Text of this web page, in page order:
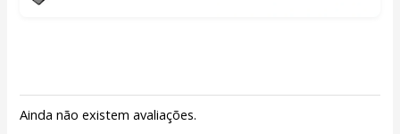
Ainda não existem avaliações.